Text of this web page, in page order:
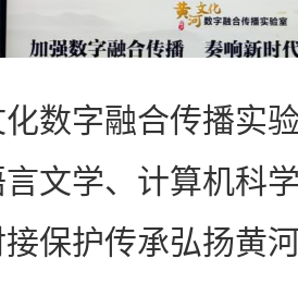
数字融合传播实
文学、计算机科
保护传承弘扬黄